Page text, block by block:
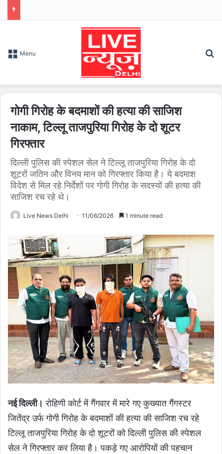
Menu
गोगी गिरोह के बदमाशों की हत्या की साजिश
नाकाम, टिल्लू ताजपुरिया गिरोह के दो शूटर
गिरफ्तार
दिल्ली पुलिस की स्पेशल सेल ने टिल्लू ताजपुरिया गिरोह के दो
शूटरों जतिन और विनय मान को गिरफ्तार किया है। ये बदमाश
विदेश से मिल रहे निर्देशों पर गोगी गिरोह के सदस्यों की हत्या की
साजिश रच रहे थे।
Live News Delhi 11/06/2026 1 minute read
नई दिल्ली। रोहिणी कोर्ट में गैंगवार में मारे गए कुख्यात गैंगस्टर
जितेंद्र उर्फ गोगी गिरोह के बदमाशों की हत्या की साजिश रच रहे
टिल्लू ताजपुरिया गिरोह के दो शूटरों को दिल्ली पुलिस की स्पेशल
सेल ने गिरफ्तार कर लिया है। पकड़े गए आरोपियों की पहचान